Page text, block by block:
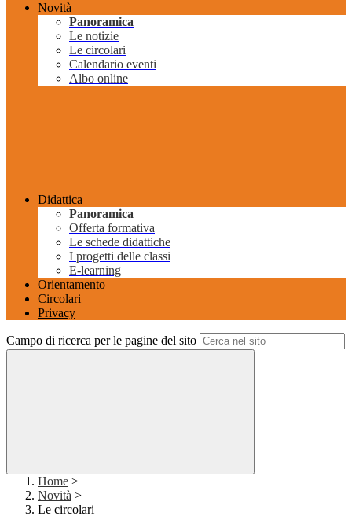
Novità
Panoramica
Le notizie
Le circolari
Calendario eventi
Albo online
Didattica
Panoramica
Offerta formativa
Le schede didattiche
I progetti delle classi
E-learning
Orientamento
Circolari
Privacy
Campo di ricerca per le pagine del sito
Home >
Novità >
Le circolari